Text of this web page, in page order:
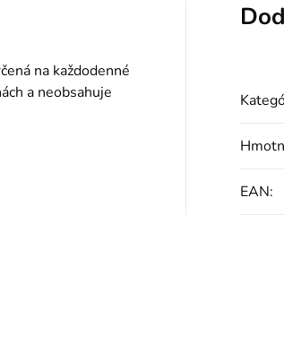
na každodenné
a neobsahuje
EAN: